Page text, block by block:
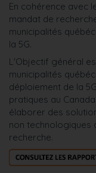
En cohérence avec
mandat de
municipalités
la 5G.
L'Objectif général
municipalités
déploiement de la
pratiques au
élaborer des
non technologiques
recherche.